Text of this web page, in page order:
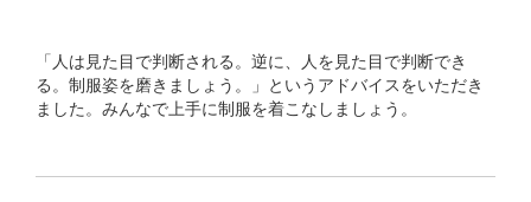
「人は見た目で判断される。逆に、人を見た目で判断でき
る。制服姿を磨きましょう。」というアドバイスをいただき
ました。みんなで上手に制服を着こなしましょう。